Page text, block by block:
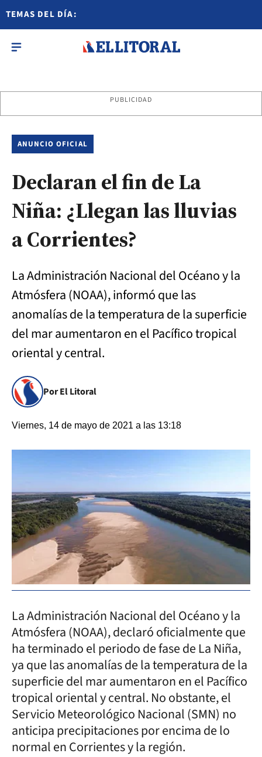
TEMAS DEL DÍA:
PUBLICIDAD
ANUNCIO OFICIAL
Declaran el fin de La
Niña: ¿Llegan las lluvias
a Corrientes?
La Administración Nacional del Océano y la
Atmósfera (NOAA), informó que las
anomalías de la temperatura de la superficie
del mar aumentaron en el Pacífico tropical
oriental y central.
Por El Litoral
Viernes, 14 de mayo de 2021 a las 13:18
La Administración Nacional del Océano y la
Atmósfera (NOAA), declaró oficialmente que
ha terminado el periodo de fase de La Niña,
ya que las anomalías de la temperatura de la
superficie del mar aumentaron en el Pacífico
tropical oriental y central. No obstante, el
Servicio Meteorológico Nacional (SMN) no
anticipa precipitaciones por encima de lo
normal en Corrientes y la región.